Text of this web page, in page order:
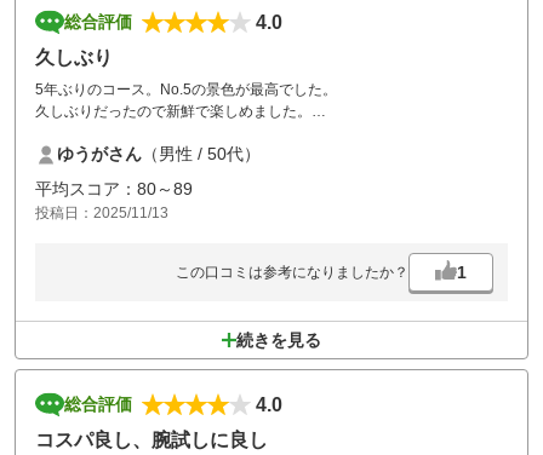
総合評価
4.0
久しぶり
5年ぶりのコース。No.5の景色が最高でした。
久しぶりだったので新鮮で楽しめました。
ゆうがさん （男性 / 50代）
平均スコア：80～89
投稿日：2025/11/13
この口コミは参考になりましたか？ 1
続きを見る
総合評価
4.0
コスパ良し、腕試しに良し